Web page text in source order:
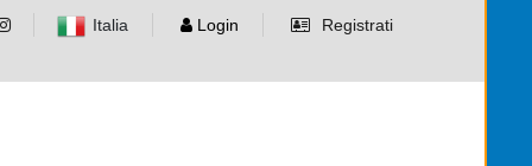
Italia Login Registrati